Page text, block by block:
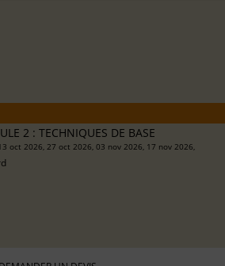
2 : TECHNIQUES DE BASE
oct 2026, 27 oct 2026, 03 nov 2026, 17 nov 2026,